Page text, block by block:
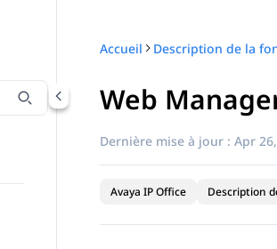
de navigation par titre
Accueil
Web
Dernière mise à jour : Apr
Avaya IP Office Description